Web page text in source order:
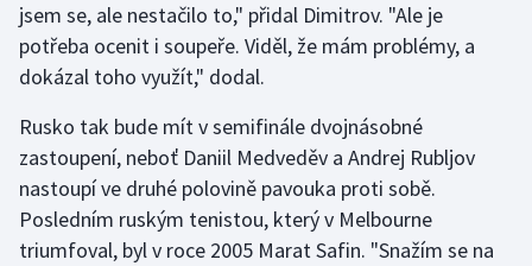
Rychlostní kanoistika
Short track
Sportovní střelba
Stolní tenis
Triatlon
jsem se, ale nestačilo to," přidal Dimitrov. "Ale je
potřeba ocenit i soupeře. Viděl, že mám problémy, a
dokázal toho využít," dodal.
Rusko tak bude mít v semifinále dvojnásobné
zastoupení, neboť Daniil Medveděv a Andrej Rubljov
nastoupí ve druhé polovině pavouka proti sobě.
Posledním ruským tenistou, který v Melbourne
triumfoval, byl v roce 2005 Marat Safin. "Snažím se na